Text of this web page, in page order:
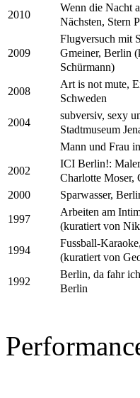
2010
Wenn die Nacht
Nächsten, Stern
2009
Flugversuch mit
Gmeiner, Berlin
Schürmann)
2008
Art is not mute,
Schweden
2004
subversiv, sexy
Stadtmuseum
Mann und Frau
2002
ICI Berlin!:
Charlotte Moser,
2000 Sparwasser,
1997
Arbeiten am
(kuratiert von
1994
Fussball-
(kuratiert von
1992
Berlin, da fahr
Berlin